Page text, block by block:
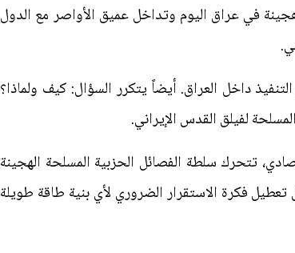
هجينة في عراق اليوم وتداخل عميق الأواصر مع الدول
داخل العراق. أيضاً يتكرر السؤال: كيف ولماذا؟
لفيلق القدس الإيراني.
تتحرك سلطة الفصائل الحزبية المسلحة الهجينة
فكرة الاستقرار الضروري لأي بنية طاقة طويلة